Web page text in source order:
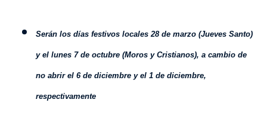
Serán los días festivos locales 28 de marzo (Jueves Santo)
y el lunes 7 de octubre (Moros y Cristianos), a cambio de
no abrir el 6 de diciembre y el 1 de diciembre,
respectivamente